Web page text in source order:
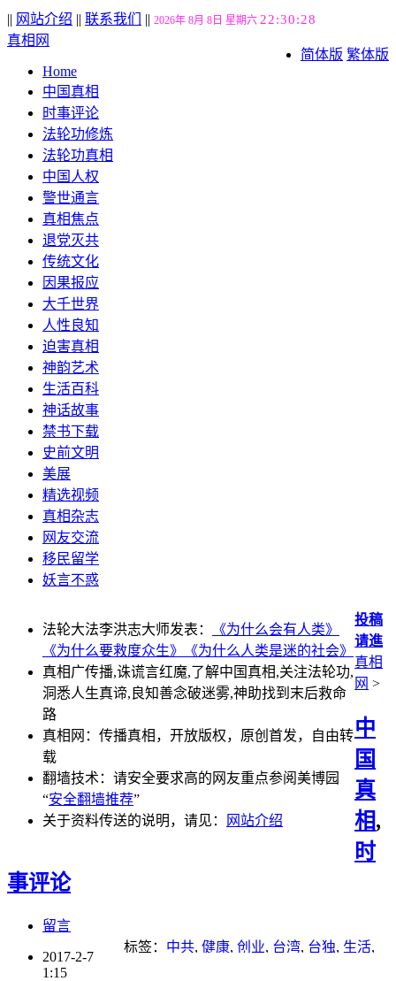
|| 网站介绍 || 联系我们 || 2026年 8月 8日 星期六 22:30:29
简体版 繁体版
真相网
Home
中国真相
时事评论
法轮功修炼
法轮功真相
中国人权
警世通言
真相焦点
退党灭共
传统文化
因果报应
大千世界
人性良知
迫害真相
神韵艺术
生活百科
神话故事
禁书下载
史前文明
美展
精选视频
真相杂志
网友交流
移民留学
妖言不惑
法轮大法李洪志大师发表：
《为什么会有人类》
《为什么要救度众生》
《为什么人类是迷的社会》
真相广传播,诛谎言红魔,了解中国真相,关注法轮功,
洞悉人生真谛,良知善念破迷雾,神助找到末后救命
路
真相网：传播真相，开放版权，原创首发，自由转
载
翻墙技术：请安全要求高的网友重点参阅美博园
“安全翻墙推荐”
关于资料传送的说明，请见：
网站介绍
投稿
请進
真相
网 >
中
国
真
相,
时
事评论
留言
标签： 中共, 健康, 创业, 台湾, 台独, 生活,
2017-2-7
1:15